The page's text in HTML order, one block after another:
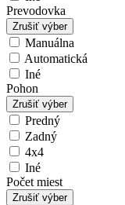
Prevodovka
Zrušiť výber
Manuálna
Automatická
Iné
Pohon
Zrušiť výber
Predný
Zadný
4x4
Iné
Počet miest
Zrušiť výber